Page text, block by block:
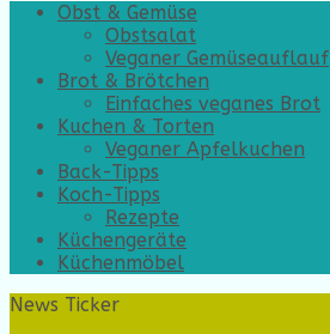
Obst & Gemüse
Obstsalat
Veganer Gemüseauflauf
Brot & Brötchen
Einfaches veganes Brot
Kuchen & Torten
Veganer Apfelkuchen
Back-Tipps
Koch-Tipps
Rezepte
Küchengeräte
Küchenmöbel
News Ticker